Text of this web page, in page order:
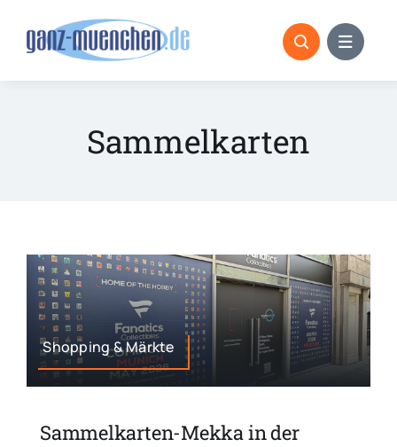
Sammelkarten
Shopping & Märkte
Sammelkarten-Mekka in der